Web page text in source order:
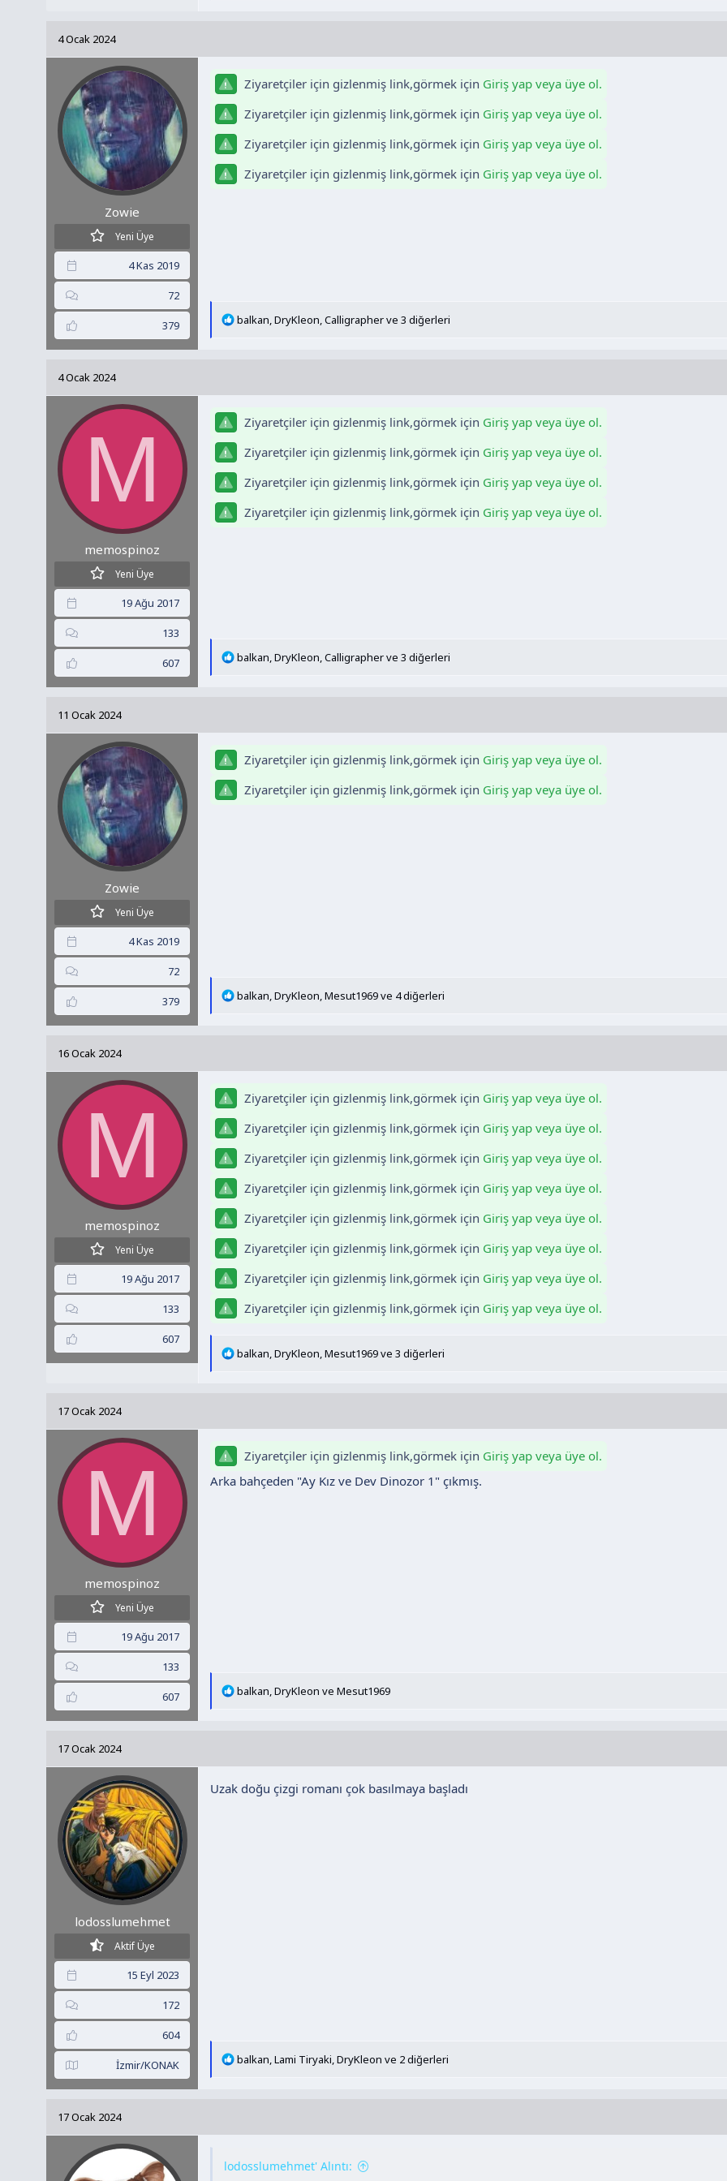
l
e
:
4 Ocak 2024
Zowie
Yeni Üye
4 Kas 2019
72
379
Ziyaretçiler için gizlenmiş link,görmek için Giriş yap veya üye ol.
Ziyaretçiler için gizlenmiş link,görmek için Giriş yap veya üye ol.
Ziyaretçiler için gizlenmiş link,görmek için Giriş yap veya üye ol.
Ziyaretçiler için gizlenmiş link,görmek için Giriş yap veya üye ol.
T
l
e
r
:
balkan ,DryKleon ,Calligrapherve 3 diğerleri
4 Ocak 2024
M
memospinoz
Yeni Üye
19 Ağu 2017
133
607
Ziyaretçiler için gizlenmiş link,görmek için Giriş yap veya üye ol.
Ziyaretçiler için gizlenmiş link,görmek için Giriş yap veya üye ol.
Ziyaretçiler için gizlenmiş link,görmek için Giriş yap veya üye ol.
Ziyaretçiler için gizlenmiş link,görmek için Giriş yap veya üye ol.
T
l
e
r
:
balkan,DryKleon,Calligrapherve 3 diğerleri
11 Ocak 2024
Zowie
Yeni Üye
4 Kas 2019
72
379
Ziyaretçiler için gizlenmiş link,görmek için Giriş yap veya üye ol.
Ziyaretçiler için gizlenmiş link,görmek için Giriş yap veya üye ol.
T
l
e
r
:
balkan ,DryKleon ,Mesut1969ve 4 diğerleri
16 Ocak 2024
M
memospinoz
Yeni Üye
19 Ağu 2017
133
607
Ziyaretçiler için gizlenmiş link,görmek için Giriş yap veya üye ol.
Ziyaretçiler için gizlenmiş link,görmek için Giriş yap veya üye ol.
Ziyaretçiler için gizlenmiş link,görmek için Giriş yap veya üye ol.
Ziyaretçiler için gizlenmiş link,görmek için Giriş yap veya üye ol.
Ziyaretçiler için gizlenmiş link,görmek için Giriş yap veya üye ol.
Ziyaretçiler için gizlenmiş link,görmek için Giriş yap veya üye ol.
Ziyaretçiler için gizlenmiş link,görmek için Giriş yap veya üye ol.
Ziyaretçiler için gizlenmiş link,görmek için Giriş yap veya üye ol.
T
l
e
r
balkan ,DryKleon ,Mesut1969ve 3 diğerleri
17 Ocak 2024
M
memospinoz
Yeni Üye
19 Ağu 2017
133
607
Ziyaretçiler için gizlenmiş link,görmek için Giriş yap veya üye ol.
Arka bahçeden "Ay Kız ve Dev Dinozor 1" çıkmış.
T
l
e
balkan,DryKleon veMesut1969
17 Ocak 2024
lodosslumehmet
Aktif Üye
15 Eyl 2023
172
604
İzmir/KONAK
Uzak doğu çizgi romanı çok basılmaya başladı
T
l
r
balkan ,Lami Tiryaki ,DryKleon ve 2 diğerleri
17 Ocak 2024
lodosslumehmet' Alıntı: